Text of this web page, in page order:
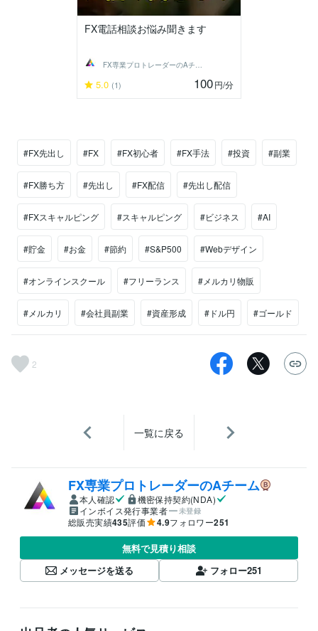
FX電話相談お悩み聞きます
FX専業プロトレーダーのAチーム
5.0 (1) 100円/分
#FX先出し #FX #FX初心者 #FX手法 #投資 #副業
#FX勝ち方 #先出し #FX配信 #先出し配信
#FXスキャルピング #スキャルピング #ビジネス #AI
#貯金 #お金 #節約 #S&P500 #Webデザイン
#オンラインスクール #フリーランス #メルカリ物販
#メルカリ #会社員副業 #資産形成 #ドル円 #ゴールド
2
一覧に戻る
FX専業プロトレーダーのAチーム
本人確認
機密保持契約(NDA)
インボイス発行事業者
未登録
総販売実績435評価 4.9フォロワー251
無料で見積り相談
メッセージを送る
フォロー251